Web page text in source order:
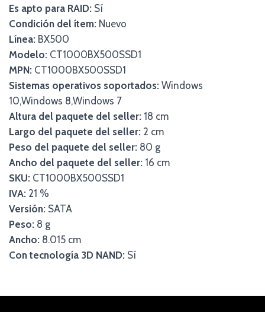
Es apto para RAID: Sí
Condición del ítem: Nuevo
Línea: BX500
Modelo: CT1000BX500SSD1
MPN: CT1000BX500SSD1
Sistemas operativos soportados: Windows
10,Windows 8,Windows 7
Altura del paquete del seller: 18 cm
Largo del paquete del seller: 2 cm
Peso del paquete del seller: 80 g
Ancho del paquete del seller: 16 cm
SKU: CT1000BX500SSD1
IVA: 21 %
Versión: SATA
Peso: 8 g
Ancho: 8.015 cm
Con tecnología 3D NAND: Sí